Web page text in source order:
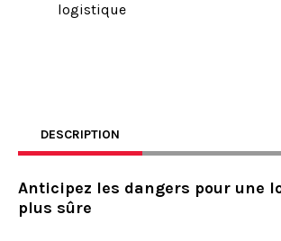
logistique
DESCRIPTION
Anticipez les dangers pour une
plus sûre